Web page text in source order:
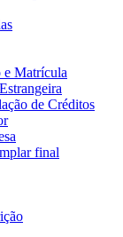
e Matrícula
de Créditos
final